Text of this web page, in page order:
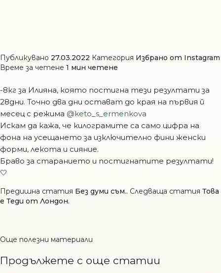
Публикувано 27.03.2022 Категория Избрано от Instagram
Време за четене 1 мин четене
-8кг за Илияна, която постигна тези резултати за
28дни. Точно два дни остават до края на първия й
месец с режима @keto_s_ermenkova
Искам да кажа, че килограмите са само цифра на
фона на усещането за изключително фини женски
форми, лекота и сияние.
Браво за старанието и постигнатите резултати!
🤍
Предишна статия Без думи съм.. Следваща статия Това
е Теди от Лондон.
Още полезни материали
Продължете с още статии